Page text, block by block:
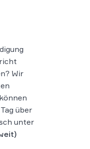
Wir
über
unter